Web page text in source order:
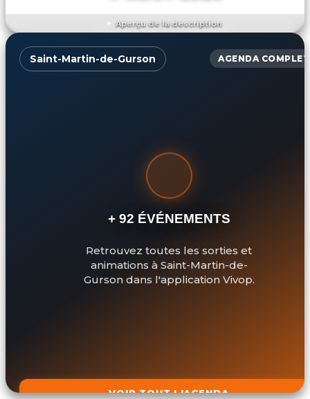
Aperçu de la description
DÉCOUVRIR L'ÉVÉNEMENT
Saint-Martin-de-Gurson AGENDA COMPLET
+ 92 ÉVÉNEMENTS
Retrouvez toutes les sorties et
animations à Saint-Martin-de-
Gurson dans l'application Vivop.
VOIR TOUT L'AGENDA